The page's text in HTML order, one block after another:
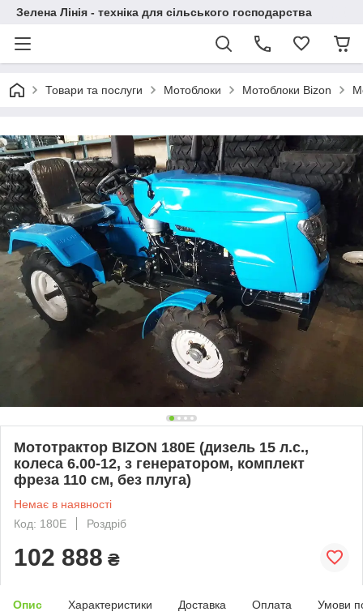
Зелена Лінія - техніка для сільського господарства
Товари та послуги Мотоблоки Мотоблоки Bizon
Мототрактор BIZON 180E (дизель 15 л.с.,
колеса 6.00-12, з генератором, комплект
фреза 110 см, без плуга)
Немає в наявності
Код: 180E
Роздріб
102 888 ₴
Опис Характеристики Доставка Оплата Умови